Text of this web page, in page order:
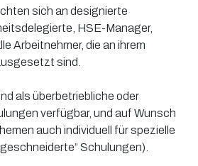
sich an designierte
HSE-Manager,
Arbeitnehmer, die an ihrem
sind.
als überbetriebliche oder
verfügbar, und auf Wunsch
auch individuell für spezielle
Schulungen).